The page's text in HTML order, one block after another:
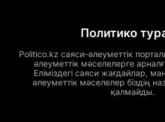
Политико
Politico.kz саяси-әлеуметтік
әлеуметтік мәселелерге
Еліміздегі саяси жағдайлар,
әлеуметтік мәселелер біздің
қалмайды.